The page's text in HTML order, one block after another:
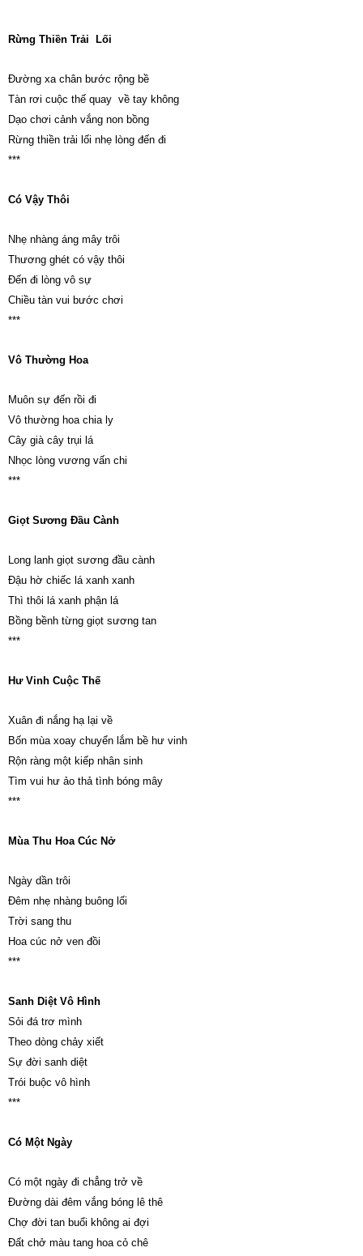
Rừng Thiền Trải Lối
Đường xa chân bước rộng bề
Tàn rơi cuộc thế quay về tay không
Dạo chơi cảnh vắng non bồng
Rừng thiền trải lối nhẹ lòng đến đi
***
Có Vậy Thôi
Nhẹ nhàng áng mây trôi
Thương ghét có vậy thôi
Đến đi lòng vô sự
Chiều tàn vui bước chơi
***
Vô Thường Hoa
Muôn sự đến rồi đi
Vô thường hoa chia ly
Cây già cây trụi lá
Nhọc lòng vương vấn chi
***
Giọt Sương Đầu Cành
Long lanh giọt sương đầu cành
Đậu hờ chiếc lá xanh xanh
Thì thôi lá xanh phận lá
Bồng bềnh từng giọt sương tan
***
Hư Vinh Cuộc Thế
Xuân đi nắng hạ lại về
Bốn mùa xoay chuyển lắm bề hư vinh
Rộn ràng một kiếp nhân sinh
Tìm vui hư ảo thả tình bóng mây
***
Mùa Thu Hoa Cúc Nở
Ngày dần trôi
Đêm nhẹ nhàng buông lối
Trời sang thu
Hoa cúc nở ven đồi
***
Sanh Diệt Vô Hình
Sỏi đá trơ mình
Theo dòng chảy xiết
Sự đời sanh diệt
Trói buộc vô hình
***
Có Một Ngày
Có một ngày đi chẳng trở về
Đường dài đêm vắng bóng lê thê
Chợ đời tan buổi không ai đợi
Đất chở màu tang hoa cỏ chê